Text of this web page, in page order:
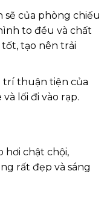
sẽ của phòng chiếu
to đều và chất
tạo nên trải
trí thuận tiện của
lối đi vào rạp.
hơi chật chội,
rất đẹp và sáng